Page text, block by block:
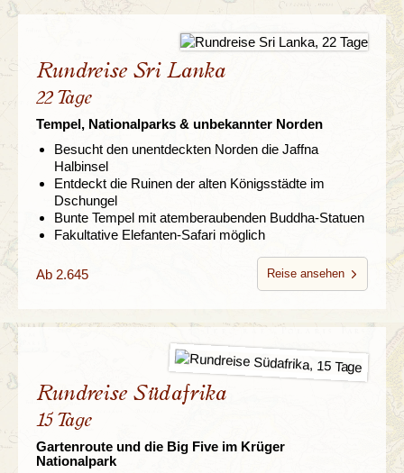
Rundreise Sri Lanka
22 Tage
Tempel, Nationalparks & unbekannter Norden
Besucht den unentdeckten Norden die Jaffna
Halbinsel
Entdeckt die Ruinen der alten Königsstädte im
Dschungel
Bunte Tempel mit atemberaubenden Buddha-Statuen
Fakultative Elefanten-Safari möglich
Ab 2.645 Reise ansehen
Rundreise Südafrika
15 Tage
Gartenroute und die Big Five im Krüger
Nationalpark